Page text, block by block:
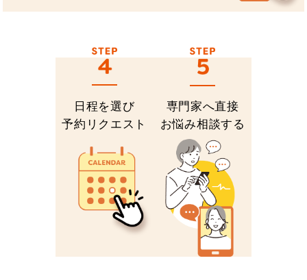
日程を選び
予約リクエスト
専門家へ直接
お悩み相談する